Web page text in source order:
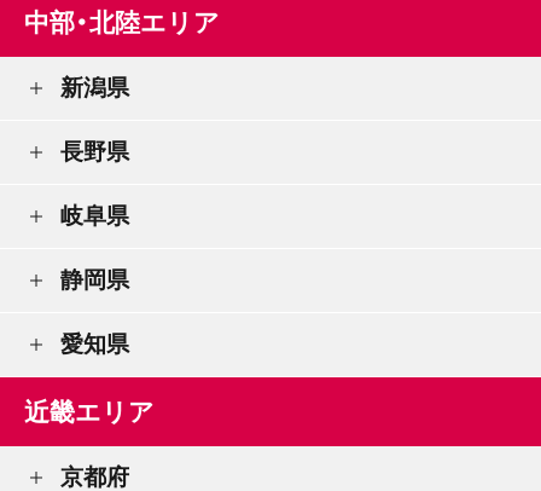
中部・北陸エリア
新潟県
長野県
岐阜県
静岡県
愛知県
近畿エリア
京都府